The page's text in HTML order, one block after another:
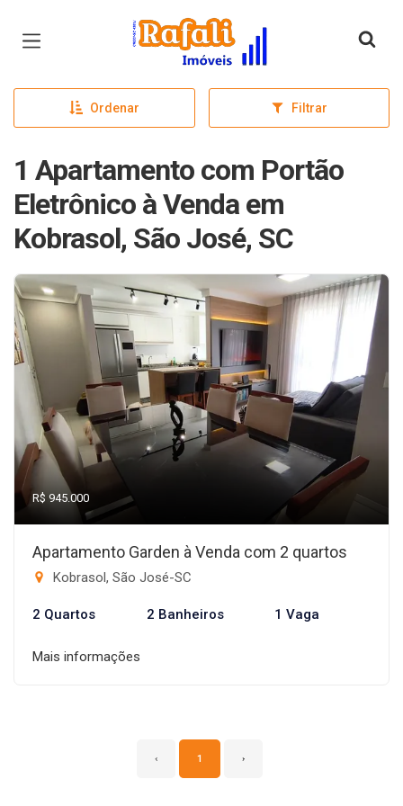
Página inicial
Ordenar Filtrar
1 Apartamento com Portão
Eletrônico à Venda em
Kobrasol, São José, SC
R$ 945.000
Apartamento Garden à Venda com 2 quartos
Kobrasol, São José-SC
2 Quartos 2 Banheiros 1 Vaga
Mais informações
‹ 1 ›